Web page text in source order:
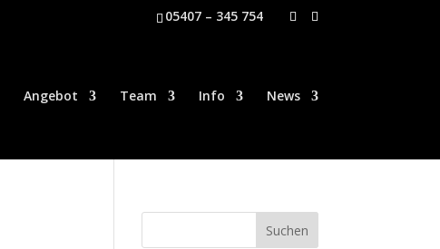
05407 – 345 754
Angebot Team Info News